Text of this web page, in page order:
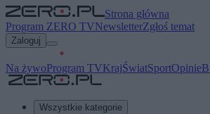
Strona główna
Program ZERO TVNewsletterZgłoś temat
Zaloguj
Na żywoProgram TVKrajŚwiatSportOpinie
Wszystkie kategorie